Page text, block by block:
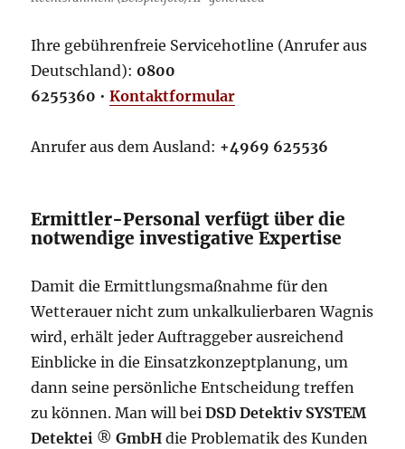
Ihre gebührenfreie Servicehotline (Anrufer aus
Deutschland): 0800
6255360 •Kontaktformular
Anrufer aus dem Ausland: +4969 625536
Ermittler-Personal verfügt über die
notwendige investigative Expertise
Damit die Ermittlungsmaßnahme für den
Wetterauer nicht zum unkalkulierbaren Wagnis
wird, erhält jeder Auftraggeber ausreichend
Einblicke in die Einsatzkonzeptplanung, um
dann seine persönliche Entscheidung treffen
zu können. Man will beiDSD Detektiv SYSTEM
Detektei ®GmbH die Problematik des Kunden